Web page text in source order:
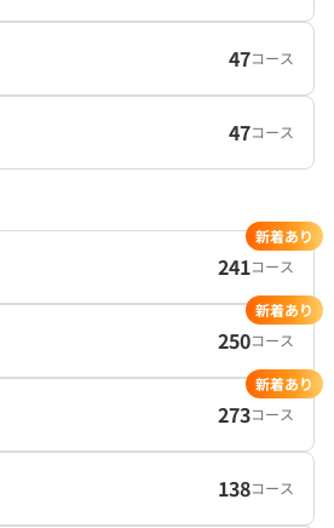
47コース
47コース
241コース
新着あり
250コース
新着あり
273コース
新着あり
138コース